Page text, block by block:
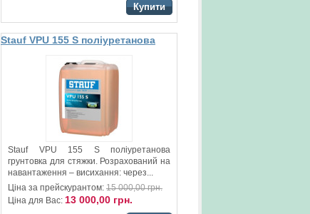
Купити
Stauf VPU 155 S поліуретанова
Stauf VPU 155 S поліуретанова
грунтовка для стяжки. Розрахований на
навантаження – висихання: через...
Ціна за прейскурантом: 15 000,00 грн.
Ціна для Вас: 13 000,00 грн.